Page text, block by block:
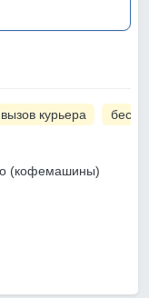
вызов курьера
(кофемашины)